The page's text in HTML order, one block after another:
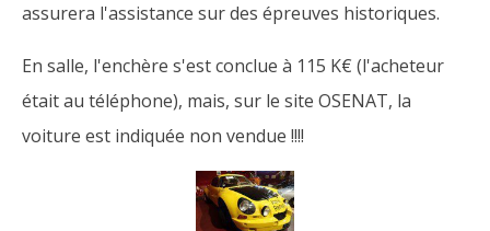
assurera l'assistance sur des épreuves historiques.
En salle, l'enchère s'est conclue à 115 K€ (l'acheteur
était au téléphone), mais, sur le site OSENAT, la
voiture est indiquée non vendue !!!!